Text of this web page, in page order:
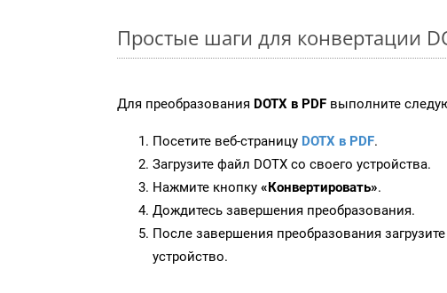
Простые шаги для конвертации
Для преобразования DOTX в PDF выполните
Посетите веб-страницу DOTX в PDF.
Загрузите файл DOTX со своего устройства.
Нажмите кнопку «Конвертировать».
Дождитесь завершения преобразования.
После завершения преобразования
устройство.